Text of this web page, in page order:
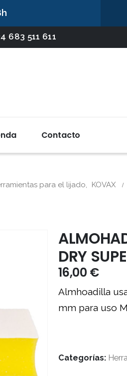
683 511 611
Contacto
para el lijado, KOVAX
DRY
16,00 €
Almhoadilla
mm para uso
Categorías: